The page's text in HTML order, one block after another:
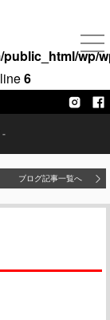
wp/
6
ブログ記事一覧へ